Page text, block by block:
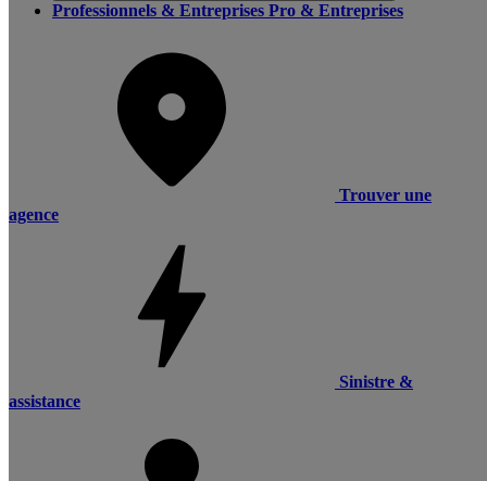
Professionnels & Entreprises Pro & Entreprises
Trouver une
agence
Sinistre &
assistance